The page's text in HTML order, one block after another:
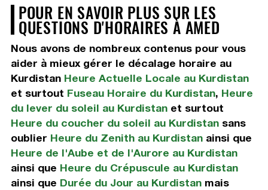
POUR EN SAVOIR PLUS SUR LES
QUESTIONS D'HORAIRES À AMED
Nous avons de nombreux contenus pour vous
aider à mieux gérer le décalage horaire au
Kurdistan Heure Actuelle Locale au Kurdistan
et surtout Fuseau Horaire du Kurdistan, Heure
du lever du soleil au Kurdistanet surtout
Heure du coucher du soleil au Kurdistansans
oublier Heure du Zenith au Kurdistanainsi que
Heure de l'Aube et de l'Aurore au Kurdistan
ainsi que Heure du Crépuscule au Kurdistan
ainsi que Durée du Jour au Kurdistanmais